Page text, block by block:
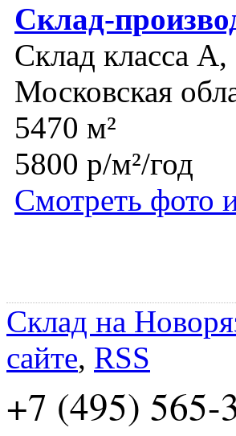
Склад-
Склад класса
Московская
5470 м²
5800 р/м²/год
Смотреть фото
Склад на
сайте, RSS
+7 (495) 565-